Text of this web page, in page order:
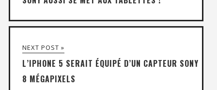
NEXT POST »
L’IPHONE 5 SERAIT ÉQUIPÉ D’UN CAPTEUR SONY
8 MÉGAPIXELS